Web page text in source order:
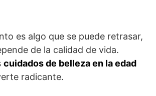
es algo que se puede retrasar,
de la calidad de vida.
cuidados de belleza en la edad
radicante.